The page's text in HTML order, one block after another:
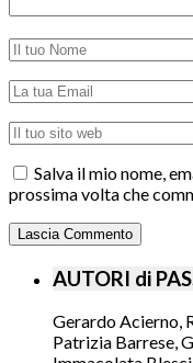
Salva il mio nome,
prossima volta che
AUTORI di
Gerardo Acierno,
Patrizia Barrese,